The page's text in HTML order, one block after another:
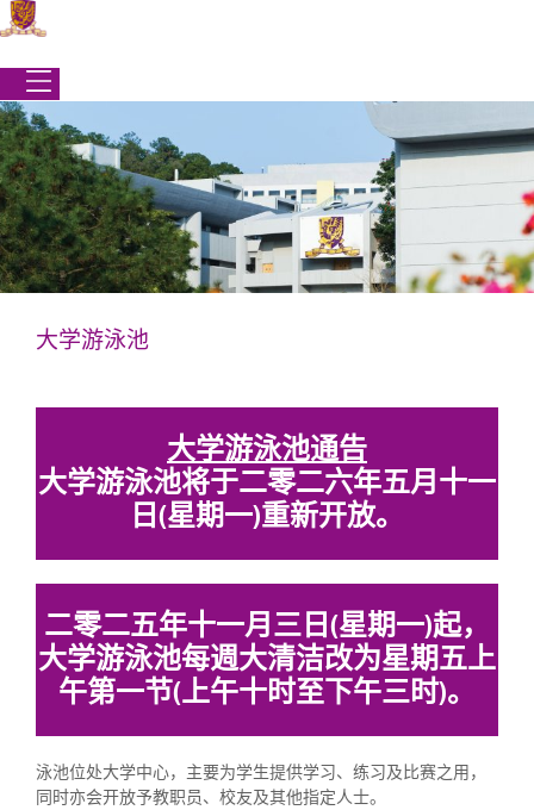
跳
到
内
容
大学游泳池
大学游泳池
大学游泳池通告
大学游泳池将于二零二六年五月十一
日(星期一)重新开放。
二零二五年十一月三日(星期一)起，
大学游泳池每週大清洁改为星期五上
午第一节(上午十时至下午三时)。
泳池位处大学中心，主要为学生提供学习、练习及比赛之用，
同时亦会开放予教职员、校友及其他指定人士。